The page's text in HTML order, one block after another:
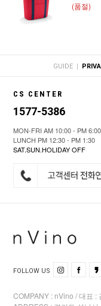
(품절)
GUIDE |
CS CENTER
1577-5386
MON-FRI AM 10:00 - PM 6:00
LUNCH PM 12:30 - PM 1:30
SAT.SUN.HOLIDAY OFF
FOLLOW US
COMPANY : nVino / 대표 :